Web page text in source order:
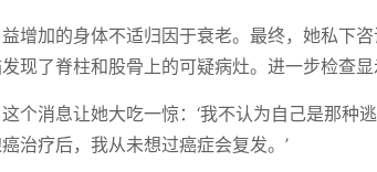
增加的身体不适归因于衰老。最终，她私下
现了脊柱和股骨上的可疑病灶。进一步检查显
个消息让她大吃一惊：‘我不认为自己是那
治疗后，我从未想过癌症会复发。’